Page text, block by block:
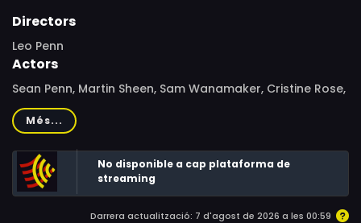
Directors
Leo Penn
Actors
Sean Penn, Martin Sheen, Sam Wanamaker, Cristine Rose,
Heinz Hoenig, Jürgen Heinrich, Max Gail, Jutta Speidel
Més...
No disponible a cap plataforma de
streaming
Darrera actualització: 7 d'agost de 2026 a les 00:59